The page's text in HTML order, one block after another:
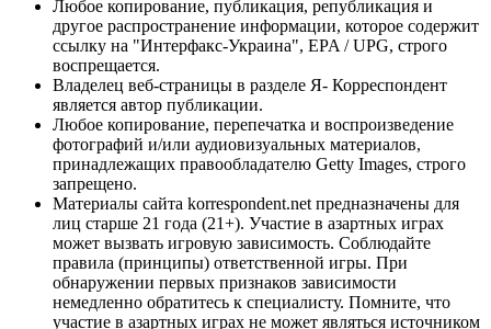
Любое копирование, публикация, републикация и
другое распространение информации, которое содержит
ссылку на "Интерфакс-Украина", EPA / UPG, строго
воспрещается.
Владелец веб-страницы в разделе Я- Корреспондент
является автор публикации.
Любое копирование, перепечатка и воспроизведение
фотографий и/или аудиовизуальных материалов,
принадлежащих правообладателю Getty Images, строго
запрещено.
Материалы сайта korrespondent.net предназначены для
лиц старше 21 года (21+). Участие в азартных играх
может вызвать игровую зависимость. Соблюдайте
правила (принципы) ответственной игры. При
обнаружении первых признаков зависимости
немедленно обратитесь к специалисту. Помните, что
участие в азартных играх не может являться источником